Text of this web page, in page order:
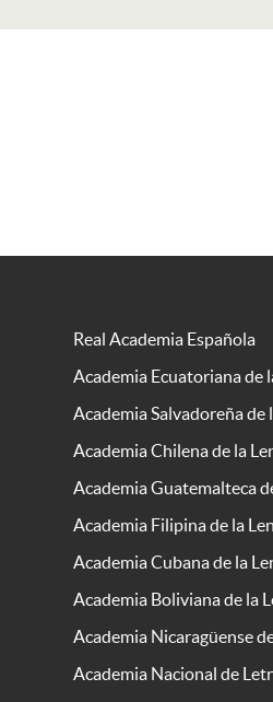
Real Academia Española
Academia Ecuatoriana de
Academia Salvadoreña de
Academia Chilena de la
Academia Guatemalteca
Academia Filipina de la
Academia Cubana de la
Academia Boliviana de la
Academia Nicaragüense
Academia Nacional de